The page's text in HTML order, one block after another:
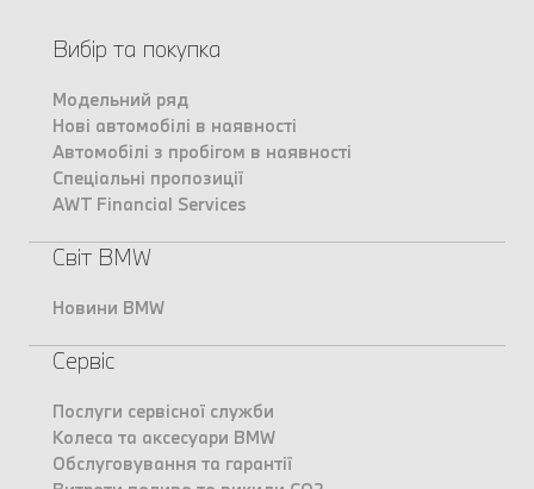
Вибір та покупка
Модельний ряд
Нові автомобілі в наявності
Автомобілі з пробігом в наявності
Спеціальні пропозиції
AWT Financial Services
Світ BMW
Новини BMW
Сервіс
Послуги сервісної служби
Колеса та аксесуари BMW
Обслуговування та гарантії